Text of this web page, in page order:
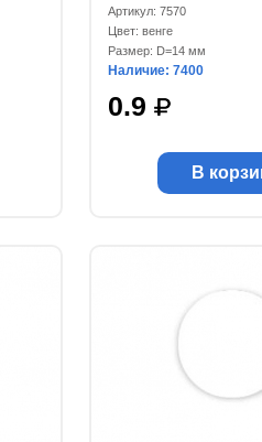
Артикул: 7570
Цвет: венге
Размер: D=14 мм
Наличие: 7400
0.9
В